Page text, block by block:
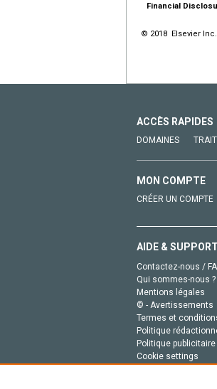
Financial
© 2018 Elsevier
ACCÈS RAPIDES
DOMAINES
MON COMPTE
CRÉER UN COMPTE
AIDE & SUPPORT
Contactez-nous /
Qui sommes-nous ?
Mentions légales
© - Avertissements
Termes et
Politique
Politique publicitaire
Cookie settings